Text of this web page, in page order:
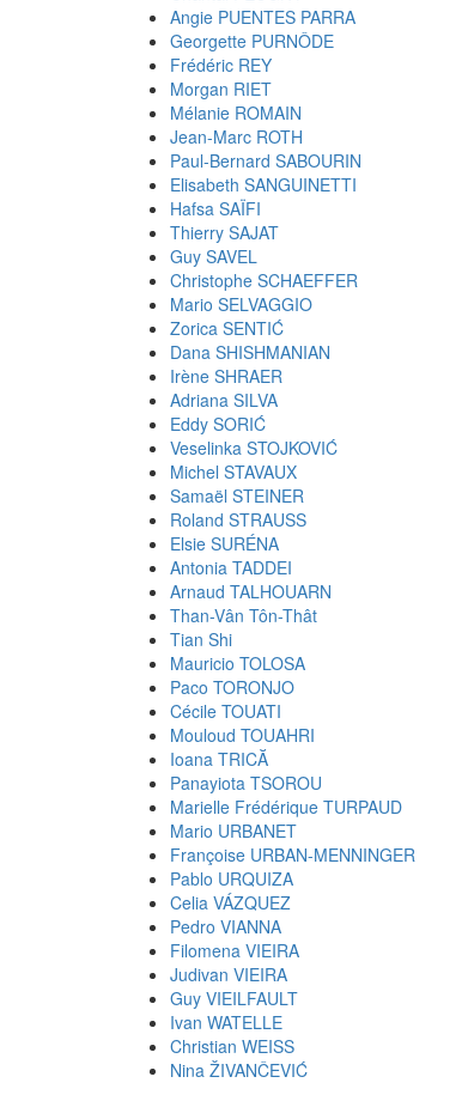
Angie PUENTES PARRA
Georgette PURNÔDE
Frédéric REY
Morgan RIET
Mélanie ROMAIN
Jean-Marc ROTH
Paul-Bernard SABOURIN
Elisabeth SANGUINETTI
Hafsa SAÏFI
Thierry SAJAT
Guy SAVEL
Christophe SCHAEFFER
Mario SELVAGGIO
Zorica SENTIĆ
Dana SHISHMANIAN
Irène SHRAER
Adriana SILVA
Eddy SORIĆ
Veselinka STOJKOVIĆ
Michel STAVAUX
Samaël STEINER
Roland STRAUSS
Elsie SURÉNA
Antonia TADDEI
Arnaud TALHOUARN
Than-Vân Tôn-Thât
Tian Shi
Mauricio TOLOSA
Paco TORONJO
Cécile TOUATI
Mouloud TOUAHRI
Ioana TRICĂ
Panayiota TSOROU
Marielle Frédérique TURPAUD
Mario URBANET
Françoise URBAN-MENNINGER
Pablo URQUIZA
Celia VÁZQUEZ
Pedro VIANNA
Filomena VIEIRA
Judivan VIEIRA
Guy VIEILFAULT
Ivan WATELLE
Christian WEISS
Nina ŽIVANČEVIĆ